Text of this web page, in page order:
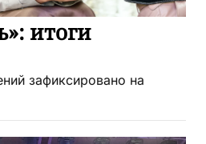
итоги
зафиксировано на